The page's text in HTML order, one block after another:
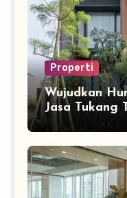
Properti
Wujudkan
Jasa Tukang